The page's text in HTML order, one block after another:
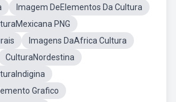
Imagem DeElementos Da Cultura
PNG
Imagens DaAfrica Cultura
CulturaNordestina
Grafico